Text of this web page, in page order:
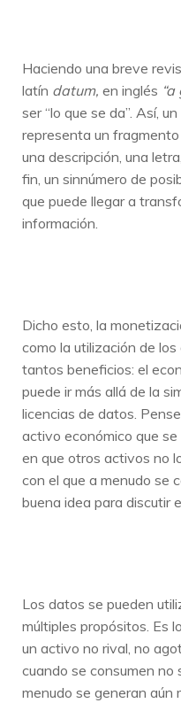
Haciendo una breve
latín datum, en inglés
ser “lo que se da”. Así,
representa un
una descripción, una
fin, un sinnúmero de
que puede llegar a
información.
Dicho esto, la
como la utilización de
tantos beneficios: el
puede ir más allá de la
licencias de datos.
activo económico que
en que otros activos no
con el que a menudo se
buena idea para discutir
Los datos se pueden
múltiples propósitos. Es
un activo no rival, no
cuando se consumen no
menudo se generan aún